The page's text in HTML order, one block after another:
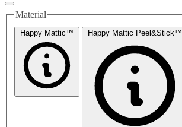
Material
Happy Mattic™ Happy Mattic Peel&Stick™